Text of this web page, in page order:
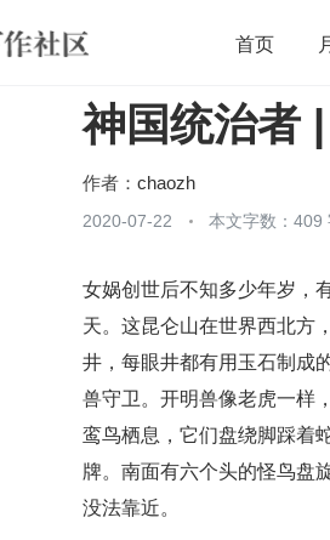
首页
开源 架构
神国统治者
作者： chaozh
2020-07-22 本文字数：409
女娲创世后不知多少年岁，
天。这昆仑山在世界西北方
井，每眼井都有用玉石制成
兽守卫。开明兽像老虎一样
鸾鸟栖息，它们盘绕脚踩着
牌。南面有六个头的怪鸟盘
没法靠近。